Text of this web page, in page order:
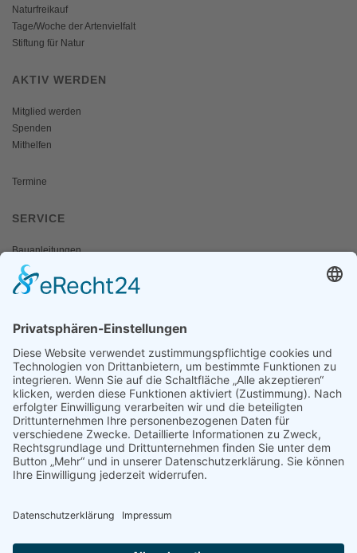
Naturfreikauf
Tage/Woche der Artenvielfalt
Stiftung für Natur
AKTIV WERDEN
Mitglied werden
Spenden
Mithelfen
Termine
SERVICE
Bauanleitungen
Schulangebote
Shop
MEDIEN & PRESSE
Informationsfalter
Informativ
Otternet
natur & land
Presse
ÜBER UNS
Regionalgruppen